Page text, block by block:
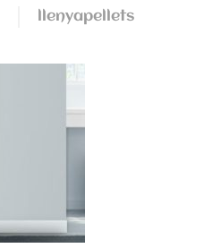
llenyapellets